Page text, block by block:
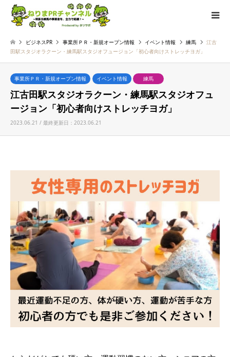
ビジネスPR 事業所ＰＲ・新規オープン情報 イベント情報 練馬
江古
田駅スタジオラクーン・練馬駅スタジオフュージョン「初心者向けストレッチヨガ」
事業所ＰＲ・新規オープン情報 イベント情報 練馬
江古田駅スタジオラクーン・練馬駅スタジオフュ
ージョン「初心者向けストレッチヨガ」
2023.06.21 / 最終更新日：2023.06.21